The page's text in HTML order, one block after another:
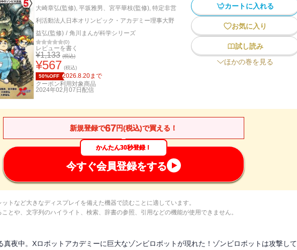
大崎章弘(監修), 平坂雅男、宮平華枝(監修), 特定非営
利活動法人日本オリンピック・アカデミー理事大野
益弘(監修) / 角川まんが科学シリーズ
(0)
レビューを書く
¥1,133 (税込)
¥567 (税込)
50%OFF 2026.8.20まで
クーポン利用対象商品
2024年02月07日 配信
カートに入れる
お気に入り
試し読み
ほかの巻を見る
新規登録で67円(税込)で買える！
かんたん30秒登録！
今すぐ会員登録をする
トなど大きなディスプレイを備えた機器で読むことに適しています。
とや、文字列のハイライト、検索、辞書の参照、引用などの機能が使用できません。
真夜中。Xロボットアカデミーに巨大なゾンビロボットが現れた！ゾンビロボットは攻撃して